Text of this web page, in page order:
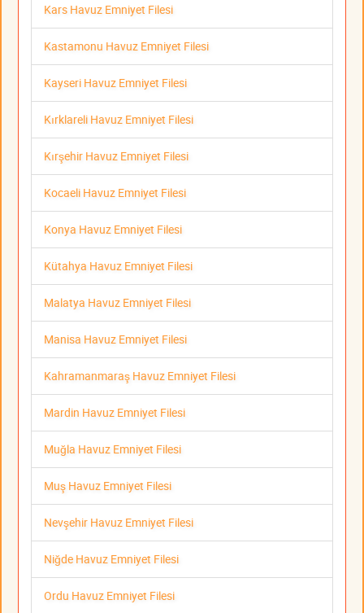
Kars Havuz Emniyet Filesi
Kastamonu Havuz Emniyet Filesi
Kayseri Havuz Emniyet Filesi
Kırklareli Havuz Emniyet Filesi
Kırşehir Havuz Emniyet Filesi
Kocaeli Havuz Emniyet Filesi
Konya Havuz Emniyet Filesi
Kütahya Havuz Emniyet Filesi
Malatya Havuz Emniyet Filesi
Manisa Havuz Emniyet Filesi
Kahramanmaraş Havuz Emniyet Filesi
Mardin Havuz Emniyet Filesi
Muğla Havuz Emniyet Filesi
Muş Havuz Emniyet Filesi
Nevşehir Havuz Emniyet Filesi
Niğde Havuz Emniyet Filesi
Ordu Havuz Emniyet Filesi